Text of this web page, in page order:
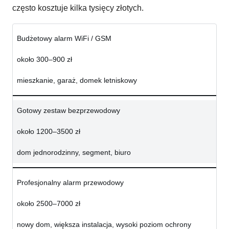
często kosztuje kilka tysięcy złotych.
Budżetowy alarm WiFi / GSM
około 300–900 zł
mieszkanie, garaż, domek letniskowy
Gotowy zestaw bezprzewodowy
około 1200–3500 zł
dom jednorodzinny, segment, biuro
Profesjonalny alarm przewodowy
około 2500–7000 zł
nowy dom, większa instalacja, wysoki poziom ochrony